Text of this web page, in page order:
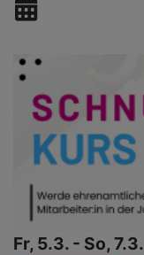
Fr, 5.3. - So, 7.3.